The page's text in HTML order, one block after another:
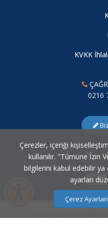
2025-2026 Eğitim Öğretim
"Görünür Görünmez Beden"
09.08.2026
"Statü Krizi" Sergisi
Cezayir'de Sanat Festivali
KVKK
0216
Çerezler, içeriği
kullanılır. "Tümüne İzin
bilgilerini kabul edebilir ya
ayarları
Çerez Ayarları